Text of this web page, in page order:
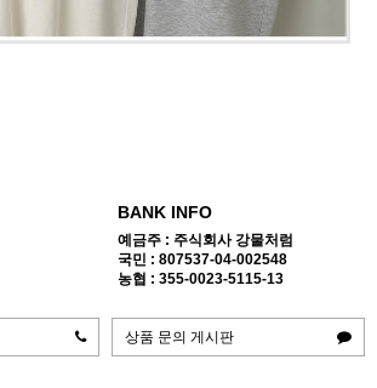
BANK INFO
예금주 : 주식회사 강물처럼
국민 : 807537-04-002548
농협 : 355-0023-5115-13
상품 문의 게시판